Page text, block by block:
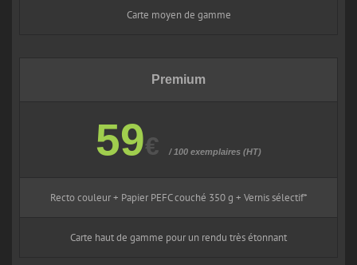
Carte moyen de gamme
Premium
59€ / 100 exemplaires (HT)
Recto couleur + Papier PEFC couché 350 g + Vernis sélectif*
Carte haut de gamme pour un rendu très étonnant